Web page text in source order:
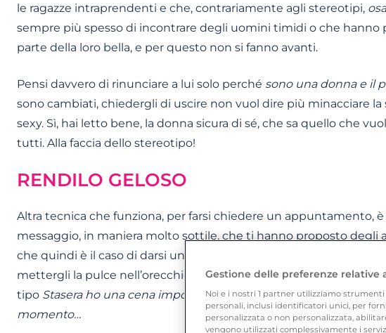
le ragazze intraprendenti e che, contrariamente agli stereotipi,
sempre più spesso di incontrare degli uomini timidi o che hanno
parte della loro bella, e per questo non si fanno avanti.
Pensi davvero di rinunciare a lui solo perché sono una donna e il
sono cambiati, chiedergli di uscire non vuol dire più minacciare
sexy. Sì, hai letto bene, la donna sicura di sé, che sa quello che
tutti. Alla faccia dello stereotipo!
RENDILO GELOSO
Altra tecnica che funziona, per farsi chiedere un appuntamento, è
messaggio, in maniera molto sottile, che ti hanno proposto
che quindi è il caso di darsi una mossa se non vuole perderti).
mettergli la pulce nell’orecchio, non di passare per una
tipo Stasera ho una cena importante , oppureSai, devo fare una
momento…
Gestione delle preferenze relative
Noi e i nostri 1 partner utilizziamo strumenti
personali, inclusi identificatori unici, per
personalizzata o non personalizzata,
vengono utilizzati complessivamente i